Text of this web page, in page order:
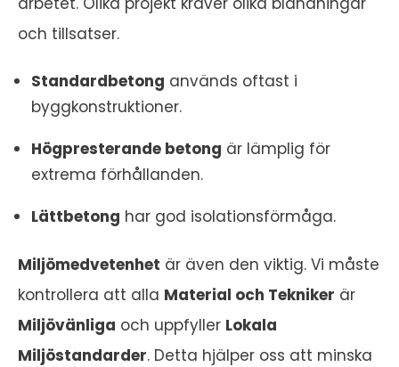
och tillsatser.
Standardbetong används oftast i
byggkonstruktioner.
Högpresterande betong är lämplig för
extrema förhållanden.
Lättbetong har god isolationsförmåga.
Miljömedvetenhet är även den viktig. Vi måste
kontrollera att alla Material och Tekniker är
Miljövänliga och uppfyller Lokala
Miljöstandarder. Detta hjälper oss att minska